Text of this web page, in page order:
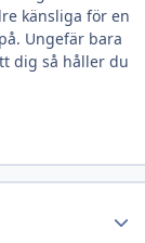
känsliga för en
Ungefär bara
dig så håller du